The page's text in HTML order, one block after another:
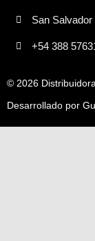
San
+54 388
© 2026
Desarrollado por